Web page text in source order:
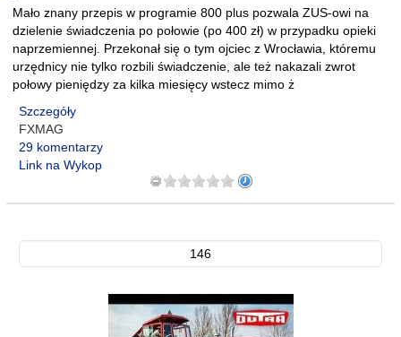
Mało znany przepis w programie 800 plus pozwala ZUS-owi na
dzielenie świadczenia po połowie (po 400 zł) w przypadku opieki
naprzemiennej. Przekonał się o tym ojciec z Wrocławia, któremu
urzędnicy nie tylko rozbili świadczenie, ale też nakazali zwrot
połowy pieniędzy za kilka miesięcy wstecz mimo ż
Szczegóły
FXMAG
29 komentarzy
Link na Wykop
146